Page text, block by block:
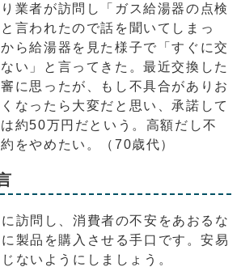
業者が訪問し「ガス給湯器の点検
言われたので話を聞いてしまっ
ら給湯器を見た様子で「すぐに交
い」と言ってきた。最近交換した
に思ったが、もし不具合がありお
なったら大変だと思い、承諾して
約50万円だという。高額だし不
をやめたい。（70歳代）
訪問し、消費者の不安をあおるな
製品を購入させる手口です。安易
ないようにしましょう。